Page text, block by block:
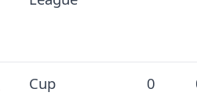
Cup 0